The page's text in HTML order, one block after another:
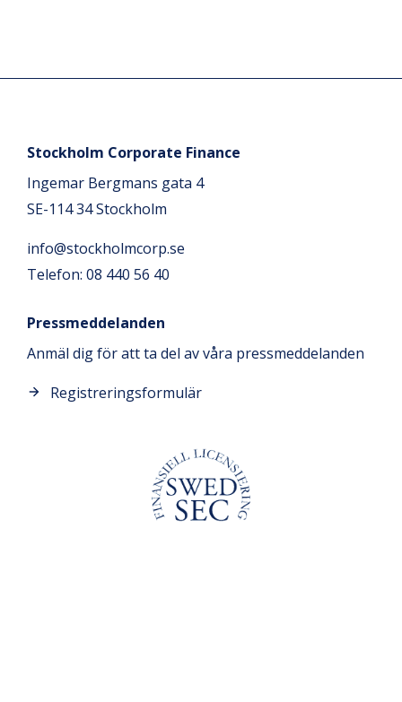
Stockholm Corporate Finance
Ingemar Bergmans gata 4
SE-114 34 Stockholm
info@stockholmcorp.se
Telefon: 08 440 56 40
Pressmeddelanden
Anmäl dig för att ta del av våra pressmeddelanden
Registreringsformulär